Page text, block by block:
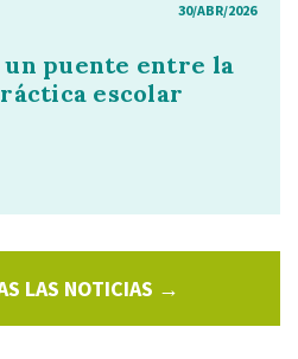
30/ABR/2026
un puente entre la
escolar
LAS NOTICIAS →